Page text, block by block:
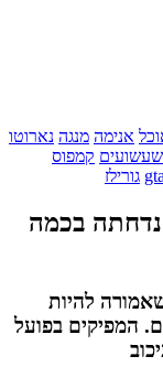
אנימה מנגה נארוטו
קמפוס
gta גורילז
הסדרה Star Trek: Discovery נדחתה בכמה
להיות
המפיקים בפועל